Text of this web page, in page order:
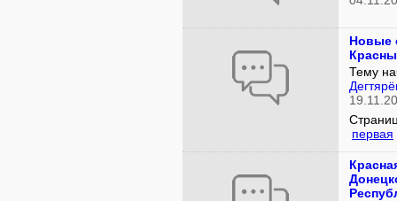
Новые
Тему
первая